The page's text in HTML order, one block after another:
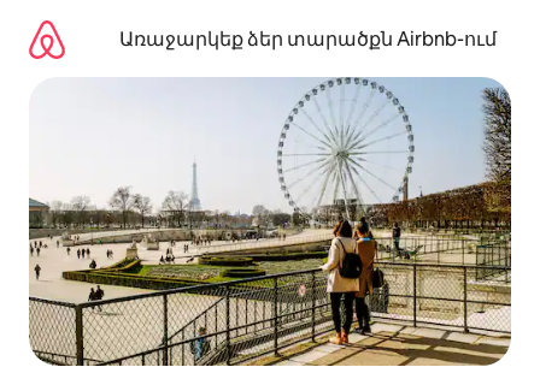
բովանդակությանըԱռաջարկեք ձեր տարածքն Airbnb-ում